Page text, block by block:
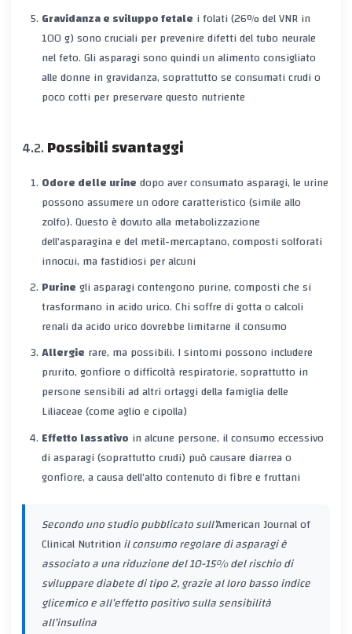
Gravidanza e sviluppo fetale i folati (26% del VNR in
100 g) sono cruciali per prevenire difetti del tubo neurale
nel feto. Gli asparagi sono quindi un alimento consigliato
alle donne in gravidanza, soprattutto se consumati crudi o
poco cotti per preservare questo nutriente
Possibili svantaggi
Odore delle urinedopo aver consumato asparagi, le urine
possono assumere un odore caratteristico (simile allo
zolfo). Questo è dovuto alla metabolizzazione
dell’asparagina e del metil-mercaptano, composti solforati
innocui, ma fastidiosi per alcuni
Purinegli asparagi contengono purine, composti che si
trasformano in acido urico. Chi soffre digottaocalcoli
renali da acido uricodovrebbe limitarne il consumo
Allergie rare, ma possibili. I sintomi possono includere
prurito, gonfiore o difficoltà respiratorie, soprattutto in
persone sensibili ad altri ortaggi della famiglia delle
Liliaceae (come aglio e cipolla)
Effetto lassativo in alcune persone, il consumo eccessivo
di asparagi (soprattutto crudi) può causare diarrea o
gonfiore, a causa dell’alto contenuto di fibre e fruttani
Secondo uno studio pubblicato sull’American Journal of
Clinical Nutritionil consumo regolare di asparagi è
associato a una riduzione del 10-15% del rischio di
sviluppare diabete di tipo 2, grazie al loro basso indice
glicemico e all’effetto positivo sulla sensibilità
all’insulina